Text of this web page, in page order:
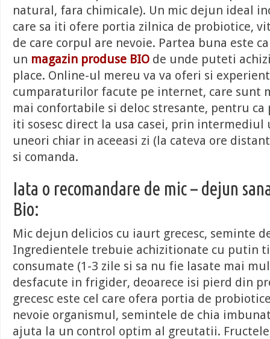
natural, fara chimicale). Un mic dejun ideal
care sa iti ofere portia zilnica de probiotice,
de care corpul are nevoie. Partea buna este
un magazin produse BIO de unde puteti
place. Online-ul mereu va va oferi si
cumparaturilor facute pe internet, care sunt
mai confortabile si deloc stresante, pentru
iti sosesc direct la usa casei, prin
uneori chiar in aceeasi zi (la cateva ore
si comanda.
Iata o recomandare de mic – dejun
Bio:
Mic dejun delicios cu iaurt grecesc, seminte
Ingredientele trebuie achizitionate cu putin
consumate (1-3 zile si sa nu fie lasate mai
desfacute in frigider, deoarece isi pierd din
grecesc este cel care ofera portia de
nevoie organismul, semintele de chia
ajuta la un control optim al greutatii.